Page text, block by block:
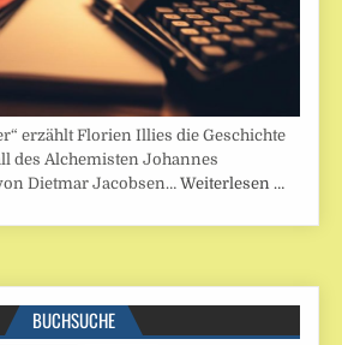
erzählt Florien Illies die Geschichte
des Alchemisten Johannes
Dietmar Jacobsen…Weiterlesen …
BUCHSUCHE